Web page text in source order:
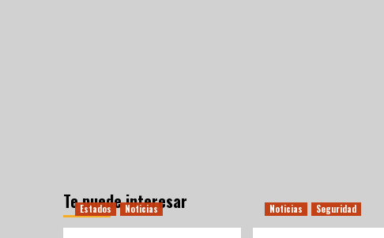
Te puede interesar
Estados Noticias Noticias Seguridad